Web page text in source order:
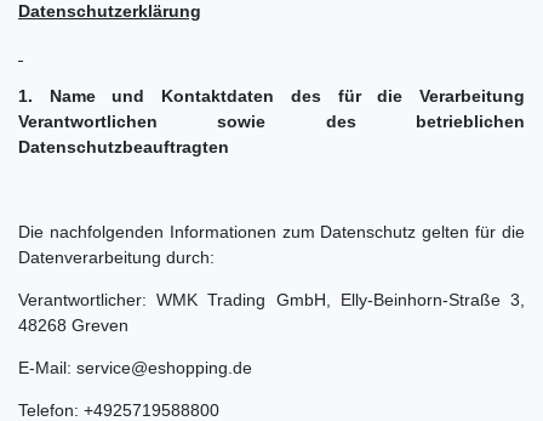
Datenschutzerklärung
1. Name und Kontaktdaten des für die Verarbeitung
Verantwortlichen sowie des betrieblichen
Datenschutzbeauftragten
Die nachfolgenden Informationen zum Datenschutz gelten für die
Datenverarbeitung durch:
Verantwortlicher: WMK Trading GmbH, Elly-Beinhorn-Straße 3,
48268 Greven
E-Mail: service@eshopping.de
Telefon: +4925719588800